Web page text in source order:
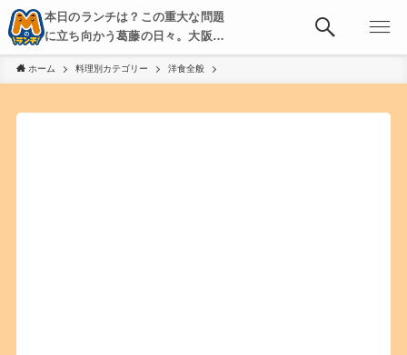
本日のランチは？この重大な問題
に立ち向かう葛藤の日々。大阪・
京都・神戸を中心とした食べ歩
き、飲み歩きを綴る。
ホーム 料理別カテゴリー 洋食全般